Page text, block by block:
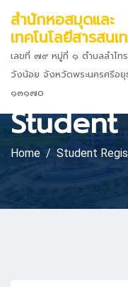
สำนักหอสมุดและ
เทคโนโลยีสารสนเ
เลขที่ ๗๙ หมู่ที่ ๑ ตำบลลำไท
วังน้อย จังหวัดพระนครศรีอยุ
๑๓๑๗๐
Home Student